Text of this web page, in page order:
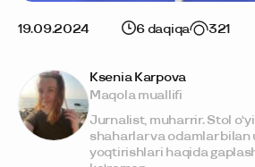
19.09.2024 6 daqiqa 321
Ksenia Karpova
Maqola muallifi
Jurnalist, muharrir. Stol
shaharlar va odamlar bilan
yoqtirishlari haqida